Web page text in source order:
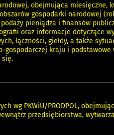
obejmująca miesięczne,
gospodarki narodowej
pieniądza i finansów
oraz informacje dotyczące
łączności, giełdy, a także
gospodarczej kraju i podstawowe
się.
wg PKWiU/PRODPOL,
przedsiębiorstwa,